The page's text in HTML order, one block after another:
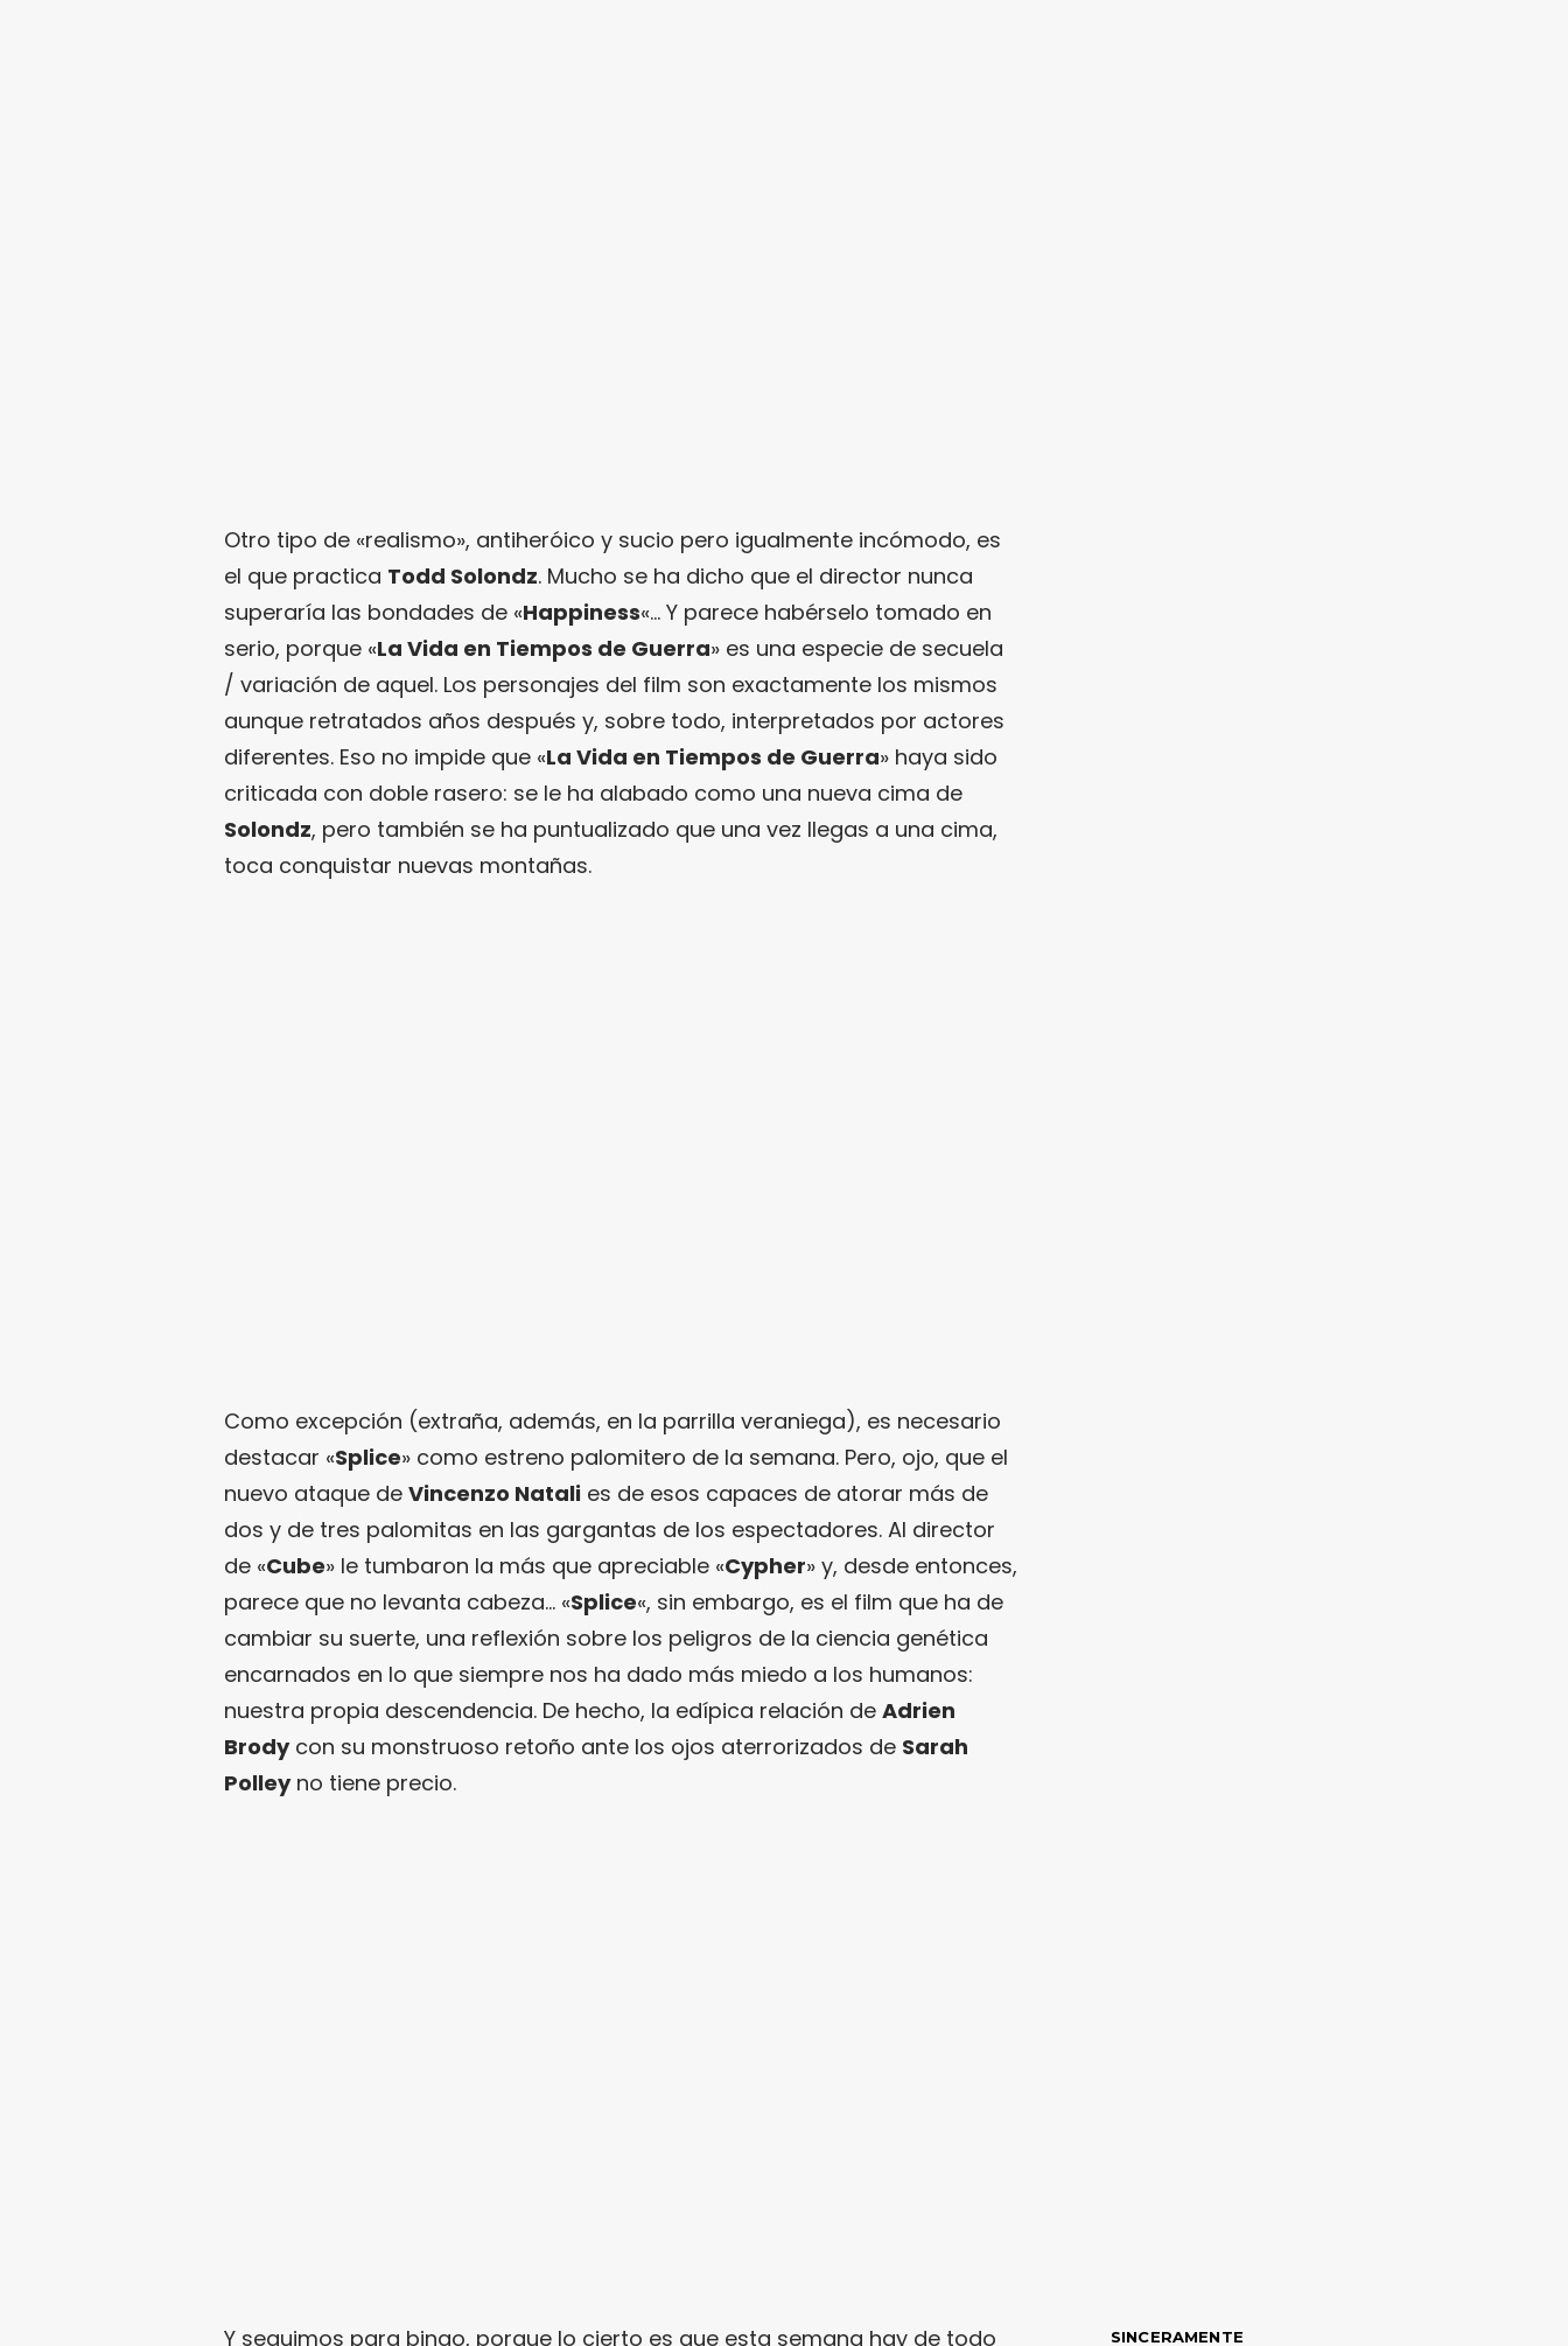
Otro tipo de «realismo», antiheróico y sucio pero igualmente incómodo, es
el que practica Todd Solondz. Mucho se ha dicho que el director nunca
superaría las bondades de «Happiness«… Y parece habérselo tomado en
serio, porque «La Vida en Tiempos de Guerra» es una especie de secuela
/ variación de aquel. Los personajes del film son exactamente los mismos
aunque retratados años después y, sobre todo, interpretados por actores
diferentes. Eso no impide que «La Vida en Tiempos de Guerra» haya sido
criticada con doble rasero: se le ha alabado como una nueva cima de
Solondz, pero también se ha puntualizado que una vez llegas a una cima,
toca conquistar nuevas montañas.
Como excepción (extraña, además, en la parrilla veraniega), es necesario
destacar «Splice» como estreno palomitero de la semana. Pero, ojo, que el
nuevo ataque de Vincenzo Natali es de esos capaces de atorar más de
dos y de tres palomitas en las gargantas de los espectadores. Al director
de «Cube» le tumbaron la más que apreciable «Cypher» y, desde entonces,
parece que no levanta cabeza… «Splice«, sin embargo, es el film que ha de
cambiar su suerte, una reflexión sobre los peligros de la ciencia genética
encarnados en lo que siempre nos ha dado más miedo a los humanos:
nuestra propia descendencia. De hecho, la edípica relación de Adrien
Brodycon su monstruoso retoño ante los ojos aterrorizados de Sarah
Polleyno tiene precio.
Y seguimos para bingo, porque lo cierto es que esta semana hay de todo SINCERAMENTE